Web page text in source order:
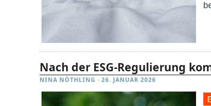
Nach der ESG-Regulierung
NINA NÖTHLING · 26. JANUAR 2026